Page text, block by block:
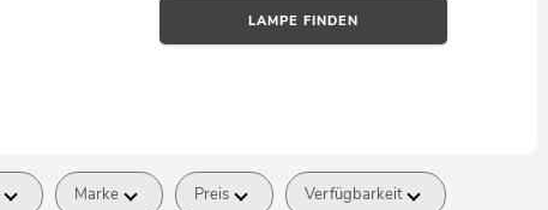
LAMPE FINDEN
Marke Preis Verfügbarkeit